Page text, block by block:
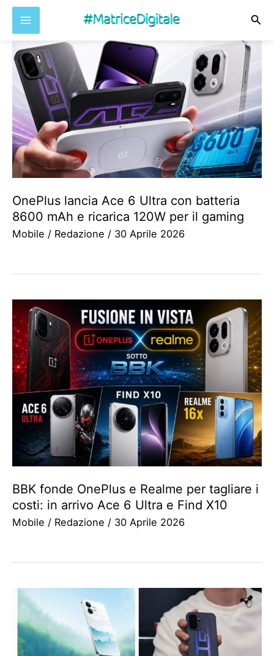
contenuto
OnePlus lancia Ace 6 Ultra con batteria
8600 mAh e ricarica 120W per il gaming
Mobile / Redazione / 30 Aprile 2026
BBK fonde OnePlus e Realme per tagliare i
costi: in arrivo Ace 6 Ultra e Find X10
Mobile / Redazione / 30 Aprile 2026